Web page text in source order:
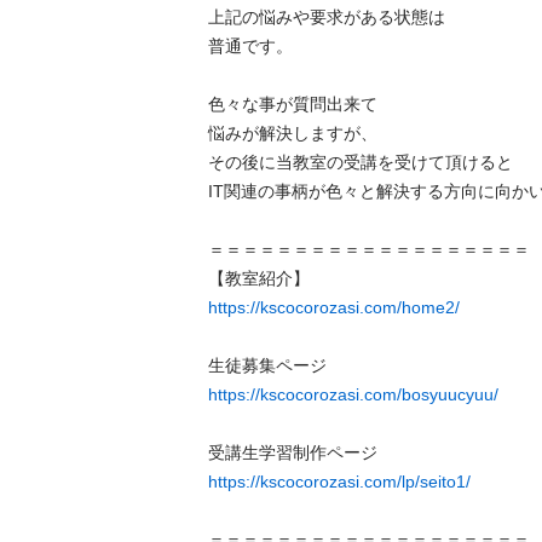
上記の悩みや要求がある状態は
普通です。
色々な事が質問出来て
悩みが解決しますが、
その後に当教室の受講を受けて頂けると
IT関連の事柄が色々と解決する方向に向か
＝＝＝＝＝＝＝＝＝＝＝＝＝＝＝＝＝＝＝
https://kscocorozasi.com/home2/
https://kscocorozasi.com/bosyuucyuu/
https://kscocorozasi.com/lp/seito1/